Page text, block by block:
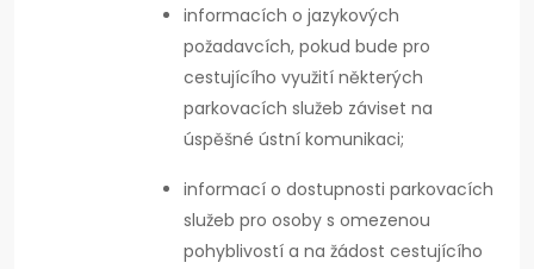
informacích o jazykových
požadavcích, pokud bude pro
cestujícího využití některých
parkovacích služeb záviset na
úspěšné ústní komunikaci;
informací o dostupnosti parkovacích
služeb pro osoby s omezenou
pohyblivostí a na žádost cestujícího